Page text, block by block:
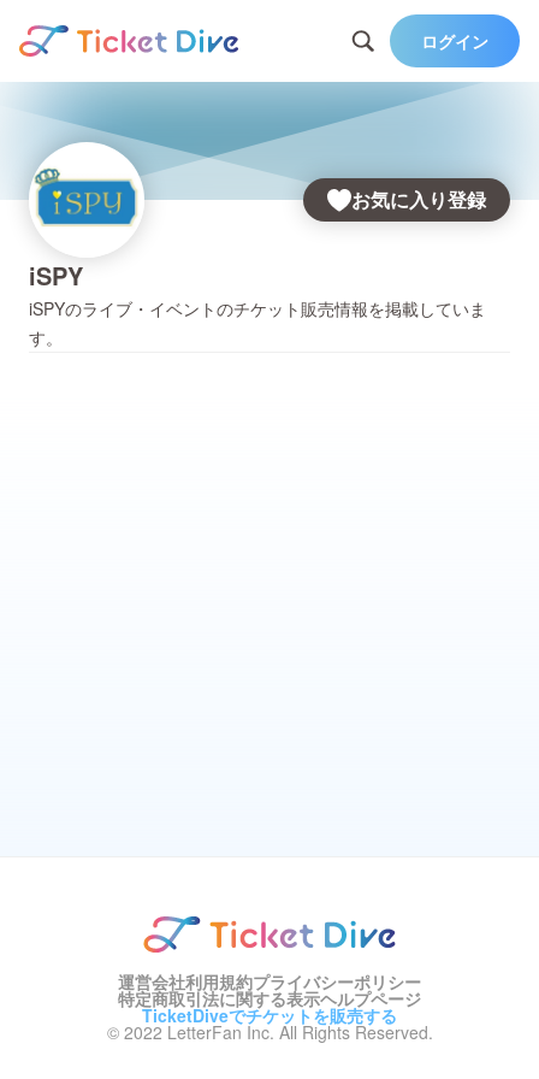
ログイン
お気に入り登録
iSPY
iSPYのライブ・イベントのチケット販売情報を掲載していま
す。
運営会社利用規約プライバシーポリシー
特定商取引法に関する表示ヘルプページ
TicketDiveでチケットを販売する
© 2022 LetterFan Inc. All Rights Reserved.